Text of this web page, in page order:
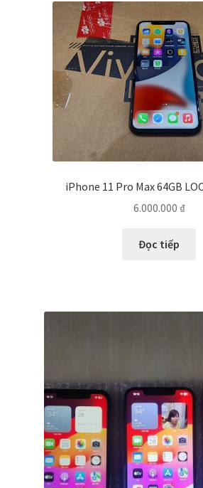
iPhone 11 Pro Max 64GB
6.000.000 ₫
Đọc tiếp